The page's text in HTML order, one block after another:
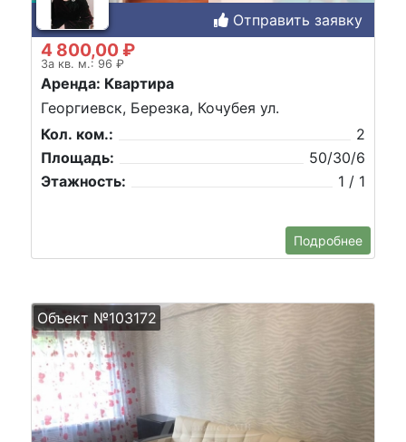
Отправить заявку
4 800,00 ₽
За кв. м.: 96 ₽
Аренда: Квартира
Георгиевск, Березка, Кочубея ул.
Кол. ком.:
2
Площадь:
50/30/6
Этажность:
1 / 1
Подробнее
Объект №103172